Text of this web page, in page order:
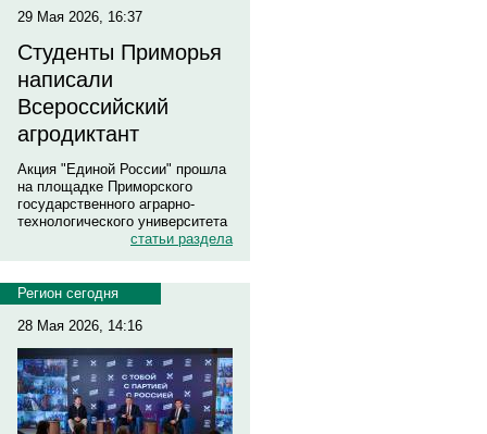
29 Мая 2026, 16:37
Студенты Приморья
написали
Всероссийский
агродиктант
Акция "Единой России" прошла
на площадке Приморского
государственного аграрно-
технологического университета
статьи раздела
Регион сегодня
28 Мая 2026, 14:16